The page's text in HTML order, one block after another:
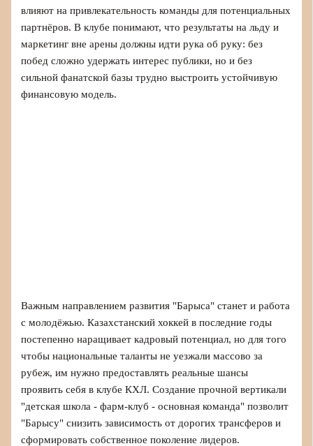
влияют на привлекательность команды для потенциальных
партнёров. В клубе понимают, что результаты на льду и
маркетинг вне арены должны идти рука об руку: без
побед сложно удержать интерес публики, но и без
сильной фанатской базы трудно выстроить устойчивую
финансовую модель.
Важным направлением развития "Барыса" станет и работа
с молодёжью. Казахстанский хоккей в последние годы
постепенно наращивает кадровый потенциал, но для того
чтобы национальные таланты не уезжали массово за
рубеж, им нужно предоставлять реальные шансы
проявить себя в клубе КХЛ. Создание прочной вертикали
"детская школа - фарм‑клуб - основная команда" позволит
"Барысу" снизить зависимость от дорогих трансферов и
сформировать собственное поколение лидеров.